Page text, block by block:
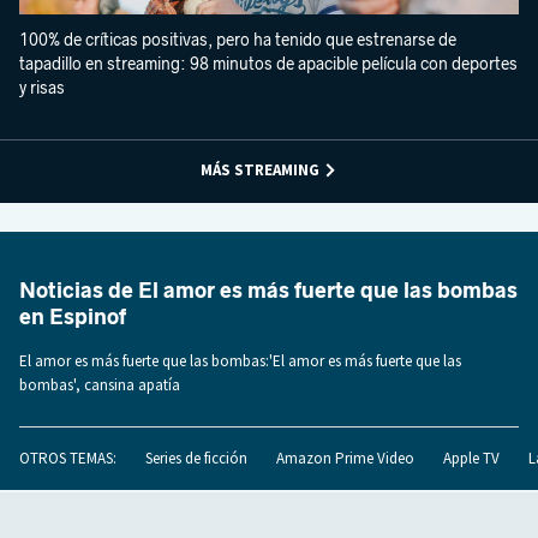
100% de críticas positivas, pero ha tenido que estrenarse de
tapadillo en streaming: 98 minutos de apacible película con deportes
y risas
MÁS STREAMING
Noticias de El amor es más fuerte que las bombas
en Espinof
El amor es más fuerte que las bombas:'El amor es más fuerte que las
bombas', cansina apatía
OTROS TEMAS: Series de ficción Amazon Prime Video Apple TV